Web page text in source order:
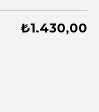
₺1.430,00